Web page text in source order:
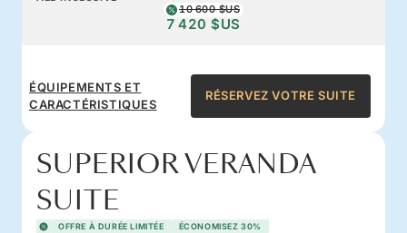
10 600 $US
7 420 $US
ÉQUIPEMENTS ET
CARACTÉRISTIQUES
RÉSERVEZ VOTRE SUITE
SUPERIOR VERANDA
SUITE
OFFRE À DURÉE LIMITÉE ÉCONOMISEZ 30%